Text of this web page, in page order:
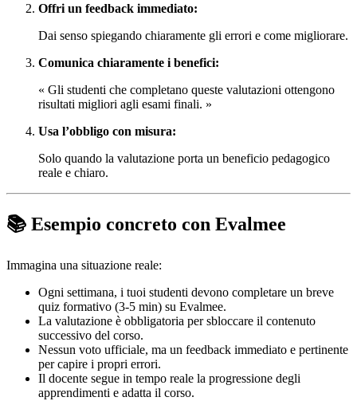
Offri un feedback immediato:
Dai senso spiegando chiaramente gli errori e come migliorare.
Comunica chiaramente i benefici:
« Gli studenti che completano queste valutazioni ottengono
risultati migliori agli esami finali. »
Usa l’obbligo con misura:
Solo quando la valutazione porta un beneficio pedagogico
reale e chiaro.
📚 Esempio concreto con Evalmee
Immagina una situazione reale:
Ogni settimana, i tuoi studenti devono completare un breve
quiz formativo (3-5 min) su Evalmee.
La valutazione è obbligatoria per sbloccare il contenuto
successivo del corso.
Nessun voto ufficiale, ma un feedback immediato e pertinente
per capire i propri errori.
Il docente segue in tempo reale la progressione degli
apprendimenti e adatta il corso.